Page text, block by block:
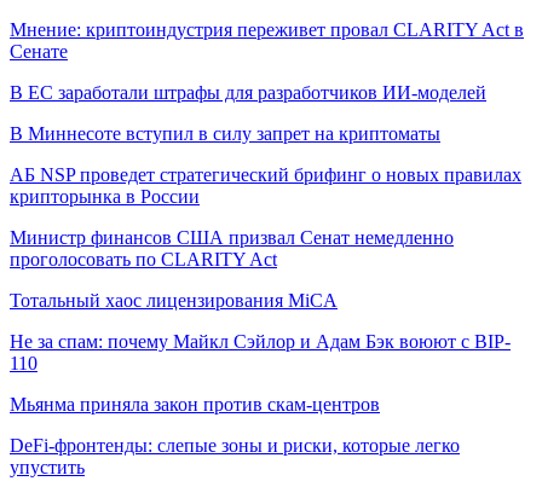
Мнение: криптоиндустрия переживет провал CLARITY Act в
Сенате
В ЕС заработали штрафы для разработчиков ИИ-моделей
В Миннесоте вступил в силу запрет на криптоматы
АБ NSP проведет стратегический брифинг о новых правилах
крипторынка в России
Министр финансов США призвал Сенат немедленно
проголосовать по CLARITY Act
Тотальный хаос лицензирования MiCA
Не за спам: почему Майкл Сэйлор и Адам Бэк воюют с BIP-
110
Мьянма приняла закон против скам-центров
DeFi-фронтенды: слепые зоны и риски, которые легко
упустить